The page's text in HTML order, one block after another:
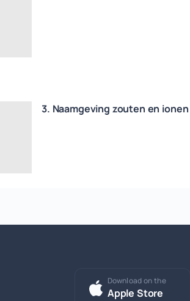
3. Naamgeving zouten en ionen
Download on the
Apple Store